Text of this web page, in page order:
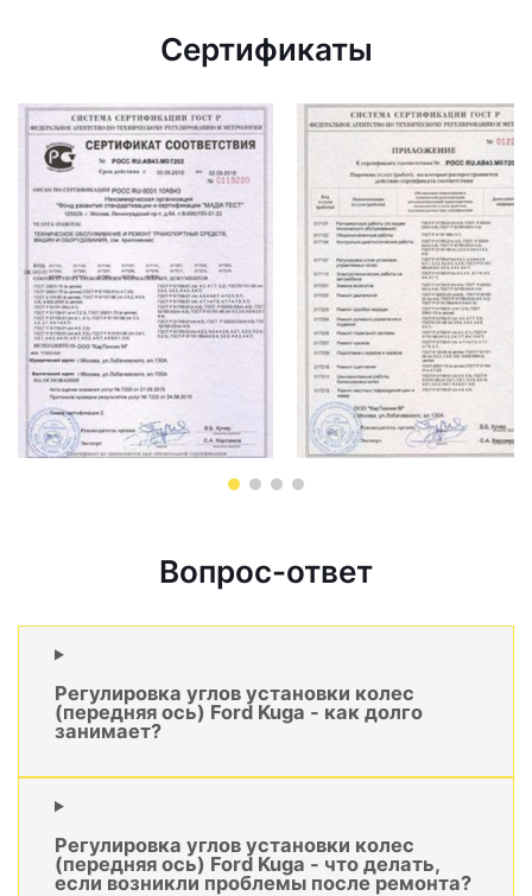
Сертификаты
Вопрос-ответ
Регулировка углов установки колес
(передняя ось) Ford Kuga - как долго
занимает?
Регулировка углов установки колес
(передняя ось) Ford Kuga - что делать,
если возникли проблемы после ремонта?